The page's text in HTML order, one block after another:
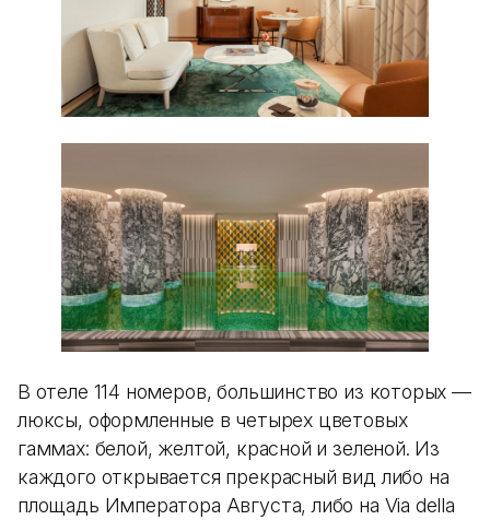
В отеле 114 номеров, большинство из которых —
люксы, оформленные в четырех цветовых
гаммах: белой, желтой, красной и зеленой. Из
каждого открывается прекрасный вид либо на
площадь Императора Августа, либо на Via della